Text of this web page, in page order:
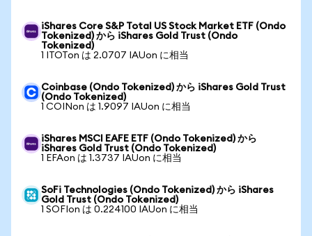
iShares Core S&P Total US Stock Market ETF (Ondo
Tokenized) から iShares Gold Trust (Ondo
Tokenized)
1 ITOTon は 2.0707 IAUon に相当
Coinbase (Ondo Tokenized) から iShares Gold Trust
(Ondo Tokenized)
1 COINon は 1.9097 IAUon に相当
iShares MSCI EAFE ETF (Ondo Tokenized) から
iShares Gold Trust (Ondo Tokenized)
1 EFAon は 1.3737 IAUon に相当
SoFi Technologies (Ondo Tokenized) から iShares
Gold Trust (Ondo Tokenized)
1 SOFIon は 0.224100 IAUon に相当